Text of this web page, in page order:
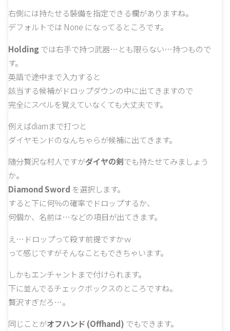
右側には持たせる裝備を指定できる欄がありますね。
デフォルトでは None になってるところです。
Holdingでは右手で持つ武器…とも限らない…持つもので
す。
英語で途中まで入力すると
該当する候補がドロップダウンの中に出てきますので
完全にスペルを覚えていなくても大丈夫です。
例えばdiamまで打つと
ダイヤモンドのなんちゃらが候補に出てきます。
随分贅沢な村人ですがダイヤの剣でも持たせてみましょう
か。
Diamond Sword を選択します。
すると下に何％の確率でドロップするか、
何個か、名前は…などの項目が出てきます。
え…ドロップって殺す前提ですかｗ
って感じですがそんなこともできちゃいます。
しかもエンチャントまで付けられます。
下に並んでるチェックボックスのところですね。
贅沢すぎだろ…。
同じことがオフハンド (Offhand) でもできます。